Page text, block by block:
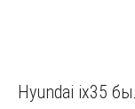
Hyundai ix35